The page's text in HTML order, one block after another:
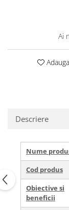
Ai
Descriere
Nume
Cod produs
Obiective si
beneficii